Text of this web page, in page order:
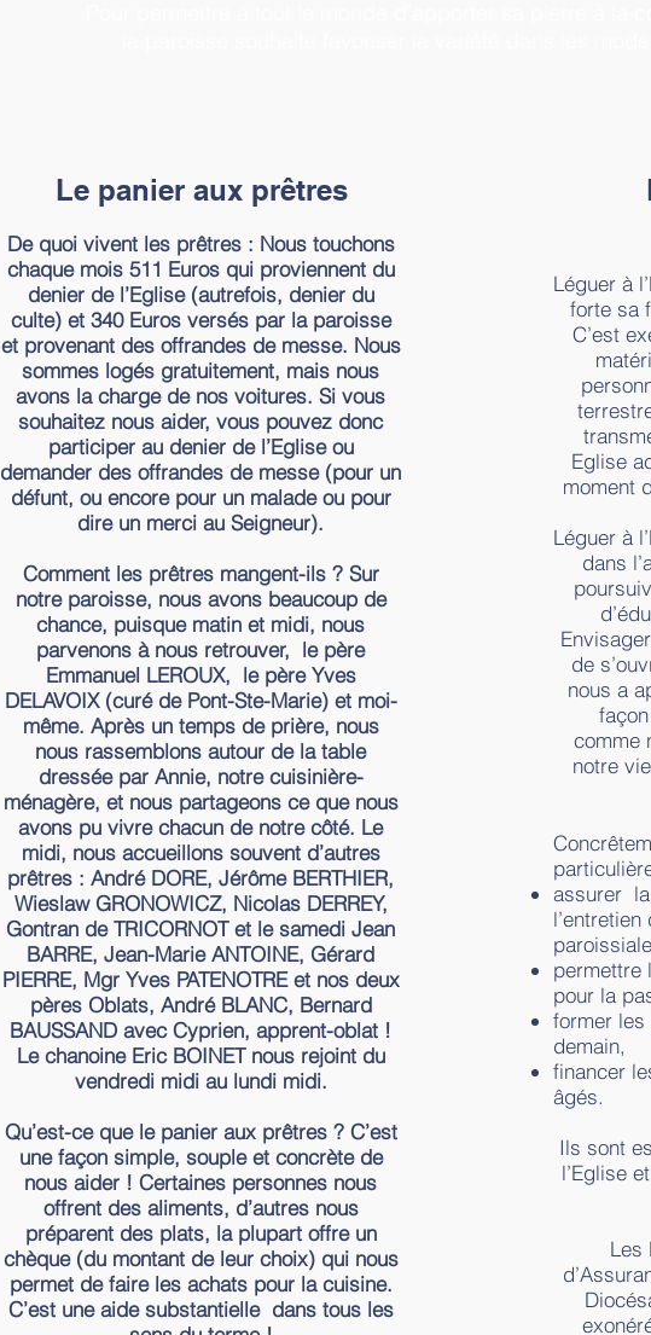
Le panier aux prêtres
De quoi vivent les prêtres : Nous touchons
chaque mois 511 Euros qui proviennent du
denier de l’Eglise (autrefois, denier du
culte) et 340 Euros versés par la paroisse
et provenant des offrandes de messe. Nous
sommes logés gratuitement, mais nous
avons la charge de nos voitures. Si vous
souhaitez nous aider, vous pouvez donc
participer au denier de l’Eglise ou
demander des offrandes de messe (pour un
défunt, ou encore pour un malade ou pour
dire un merci au Seigneur).
Comment les prêtres mangent-ils ? Sur
notre paroisse, nous avons beaucoup de
chance, puisque matin et midi, nous
parvenons à nous retrouver, le père
Emmanuel LEROUX, le père Yves
DELAVOIX (curé de Pont-Ste-Marie) et moi-
même. Après un temps de prière, nous
nous rassemblons autour de la table
dressée par Annie, notre cuisinière-
ménagère, et nous partageons ce que nous
avons pu vivre chacun de notre côté. Le
midi, nous accueillons souvent d’autres
prêtres : André DORE, Jérôme BERTHIER,
Wieslaw GRONOWICZ, Nicolas DERREY,
Gontran de TRICORNOT et le samedi Jean
BARRE, Jean-Marie ANTOINE, Gérard
PIERRE, Mgr Yves PATENOTRE et nos deux
pères Oblats, André BLANC, Bernard
BAUSSAND avec Cyprien, apprent-oblat !
Le chanoine Eric BOINET nous rejoint du
vendredi midi au lundi midi.
Qu’est-ce que le panier aux prêtres ? C’est
une façon simple, souple et concrète de
nous aider ! Certaines personnes nous
offrent des aliments, d’autres nous
préparent des plats, la plupart offre un
chèque (du montant de leur choix) qui nous
permet de faire les achats pour la cuisine.
C’est une aide substantielle dans tous les
Léguer à
forte sa
C’est
Eglise
moment
Léguer à
dans
de
nous a
comme
notre
assurer la
permettre
pour la
former
demain,
financer
âgés.
Ils sont
l’Eglise
Les